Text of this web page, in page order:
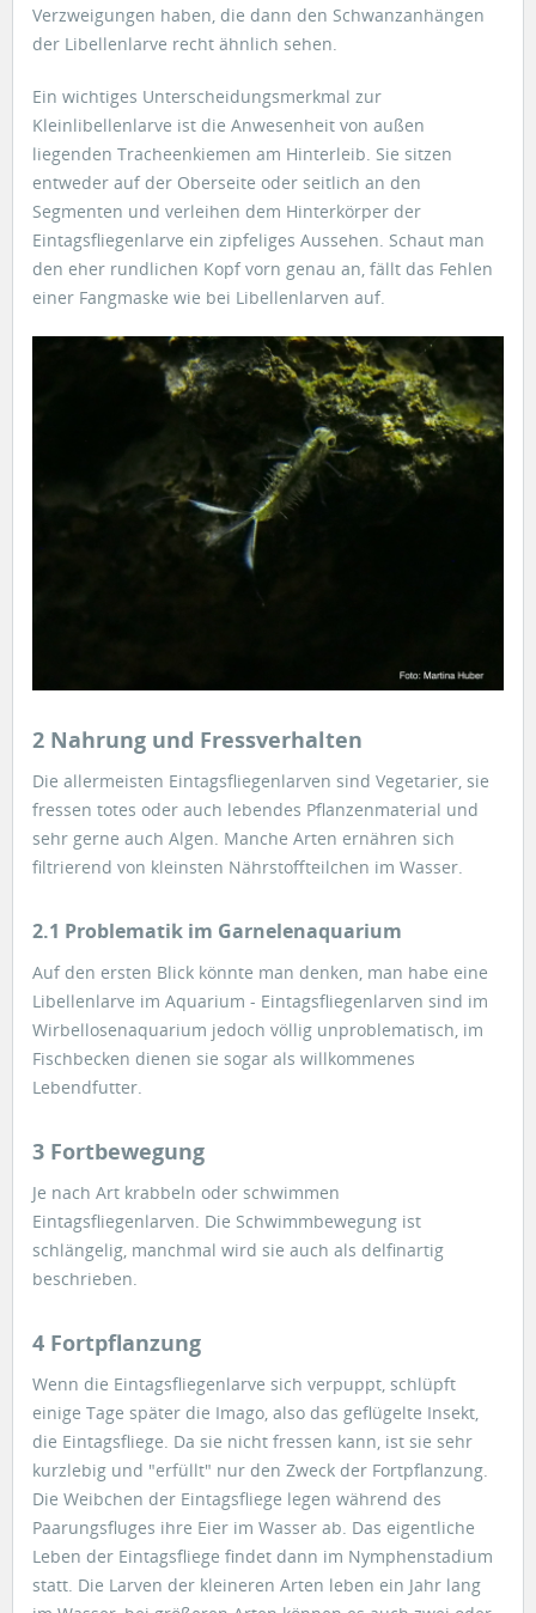
Verzweigungen haben, die dann den Schwanzanhängen
der Libellenlarve recht ähnlich sehen.
Ein wichtiges Unterscheidungsmerkmal zur
Kleinlibellenlarve ist die Anwesenheit von außen
liegenden Tracheenkiemen am Hinterleib. Sie sitzen
entweder auf der Oberseite oder seitlich an den
Segmenten und verleihen dem Hinterkörper der
Eintagsfliegenlarve ein zipfeliges Aussehen. Schaut man
den eher rundlichen Kopf vorn genau an, fällt das Fehlen
einer Fangmaske wie bei Libellenlarven auf.
2 Nahrung und Fressverhalten
Die allermeisten Eintagsfliegenlarven sind Vegetarier, sie
fressen totes oder auch lebendes Pflanzenmaterial und
sehr gerne auch Algen. Manche Arten ernähren sich
filtrierend von kleinsten Nährstoffteilchen im Wasser.
2.1 Problematik im Garnelenaquarium
Auf den ersten Blick könnte man denken, man habe eine
Libellenlarve im Aquarium - Eintagsfliegenlarven sind im
Wirbellosenaquarium jedoch völlig unproblematisch, im
Fischbecken dienen sie sogar als willkommenes
Lebendfutter.
3 Fortbewegung
Je nach Art krabbeln oder schwimmen
Eintagsfliegenlarven. Die Schwimmbewegung ist
schlängelig, manchmal wird sie auch als delfinartig
beschrieben.
4 Fortpflanzung
Wenn die Eintagsfliegenlarve sich verpuppt, schlüpft
einige Tage später die Imago, also das geflügelte Insekt,
die Eintagsfliege. Da sie nicht fressen kann, ist sie sehr
kurzlebig und "erfüllt" nur den Zweck der Fortpflanzung.
Die Weibchen der Eintagsfliege legen während des
Paarungsfluges ihre Eier im Wasser ab. Das eigentliche
Leben der Eintagsfliege findet dann im Nymphenstadium
statt. Die Larven der kleineren Arten leben ein Jahr lang